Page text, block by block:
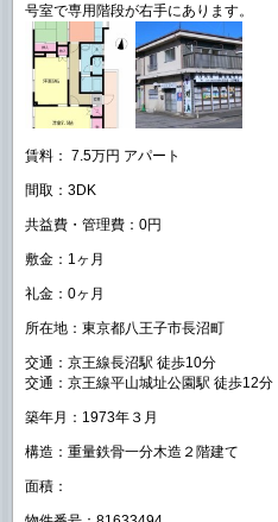
号室で専用階段が右手にあります。
賃料： 7.5万円 アパート
間取：3DK
共益費・管理費：0円
敷金：1ヶ月
礼金：0ヶ月
所在地：東京都八王子市長沼町
交通：京王線長沼駅 徒歩10分
交通：京王線平山城址公園駅 徒歩12分
築年月：1973年３月
構造：重量鉄骨一分木造２階建て
面積：